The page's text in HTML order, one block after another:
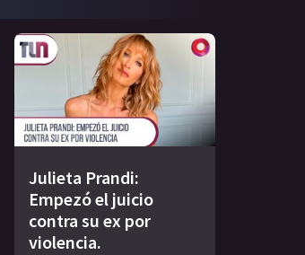
Julieta Prandi:
Empezó el juicio
contra su ex por
violencia.